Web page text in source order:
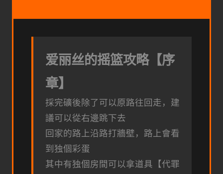
爱丽丝的摇篮攻略【序
章】
採完礦後除了可以原路往回走，建
議可以從右邊跳下去
回家的路上沿路打牆壁，路上會看
到独個彩蛋
其中有独個房間可以拿道具【代罪